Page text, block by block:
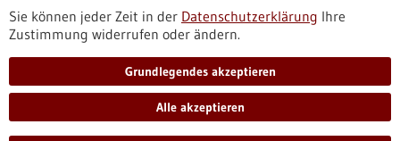
Informiert bleiben
Newsletter abonnieren
Sie können jeder Zeit in der Datenschutzerklärung Ihre
Zustimmung widerrufen oder ändern.
Grundlegendes akzeptieren
Alle akzeptieren